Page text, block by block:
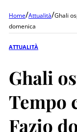
Home/Attualità/Ghali
domenica
ATTUALITÀ
Ghali
Tempo
Fazio